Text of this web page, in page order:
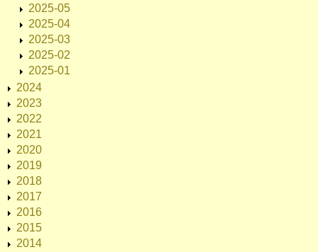
2025-05
2025-04
2025-03
2025-02
2025-01
2024
2023
2022
2021
2020
2019
2018
2017
2016
2015
2014